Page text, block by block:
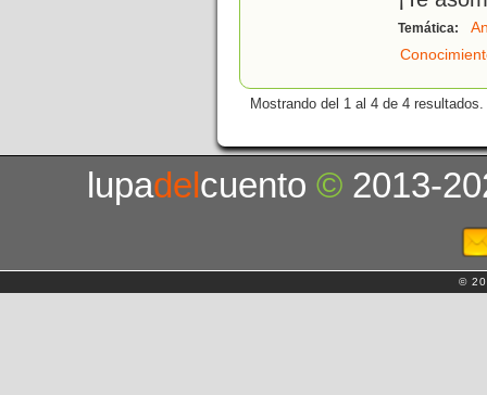
Temática:
Mostrando del 1 al 4 de 4 resultados.
lupadelcuento© 2013-
©